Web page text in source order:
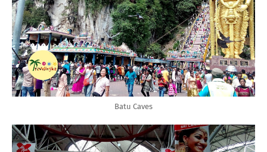
Batu Caves